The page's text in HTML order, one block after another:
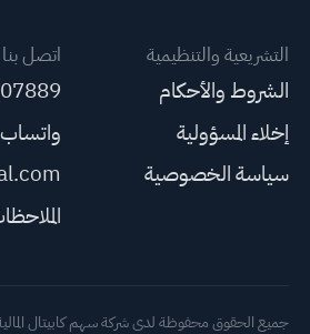
التشريعية والتنظيمية
الشروط والأحكام
إخلاء المسؤولية
سياسة الخصوصية
اتصل بنا
واتساب
جميع الحقوق محفوظة لدى شركة سهم كابيتال المالية ©